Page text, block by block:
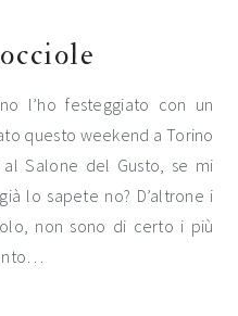
l’ho festeggiato con un
questo weekend a Torino
Salone del Gusto, se mi
lo sapete no? D’altrone i
non sono di certo i più